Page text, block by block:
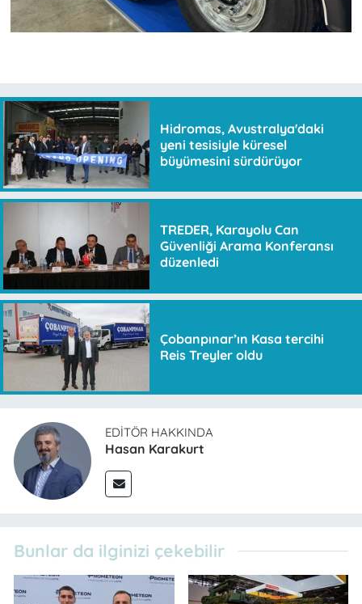
Hidromas, Avustralya'daki
yeni tesisiyle küresel
büyümesini sürdürüyor
TREDER, Karayolu Can
Güvenliği Arama Konferansı
düzenledi
Çobanpınar’ın Kasa tercihi
Reis Treyler oldu
EDITÖR HAKKINDA
Hasan Karakurt
Bunlar da ilginizi çekebilir